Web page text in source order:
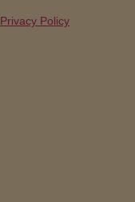
Privacy Policy